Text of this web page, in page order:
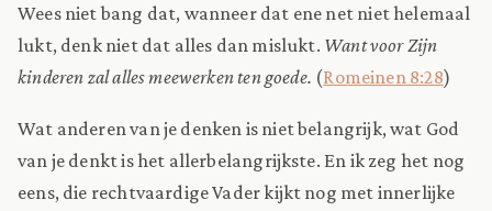
Wees niet bang dat, wanneer dat ene net niet helemaal
lukt, denk niet dat alles dan mislukt. Want voor Zijn
kinderen zal alles meewerken ten goede. (Romeinen 8:28)
Wat anderen van je denken is niet belangrijk, wat God
van je denkt is het allerbelangrijkste. En ik zeg het nog
eens, die rechtvaardige Vader kijkt nog met innerlijke